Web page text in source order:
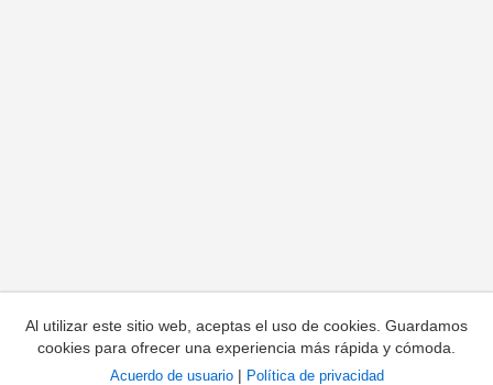
Al utilizar este sitio web, aceptas el uso de cookies. Guardamos
cookies para ofrecer una experiencia más rápida y cómoda.
Acuerdo de usuario| Política de privacidad